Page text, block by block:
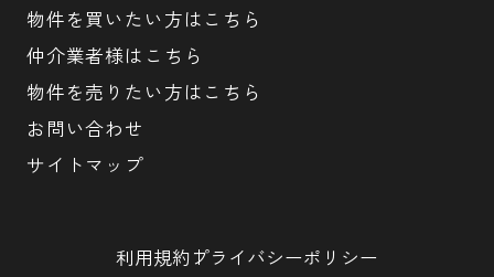
物件を買いたい方はこちら
仲介業者様はこちら
物件を売りたい方はこちら
お問い合わせ
サイトマップ
利用規約プライバシーポリシー